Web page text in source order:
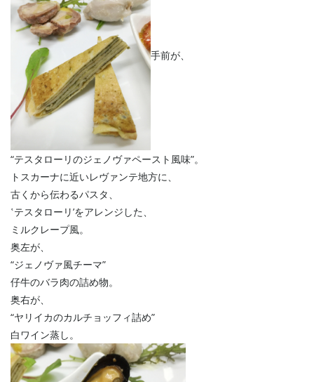
手前が、
“テスタローリのジェノヴァペースト風味”。
トスカーナに近いレヴァンテ地方に、
古くから伝わるパスタ、
‛テスタローリ’をアレンジした、
ミルクレープ風。
奥左が、
“ジェノヴァ風チーマ”
仔牛のバラ肉の詰め物。
奥右が、
“ヤリイカのカルチョッフィ詰め”
白ワイン蒸し。